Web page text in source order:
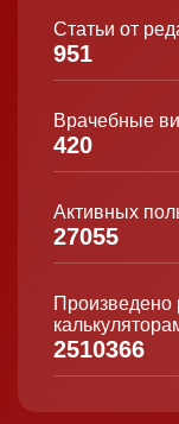
Статьи от
951
Врачебные
420
Активных
27055
Произведено
2510366